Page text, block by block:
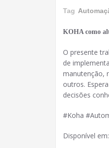
Tag
KOHA como
O presente
de
manutenção,
outros.
decisões
#Koha
Disponível em: